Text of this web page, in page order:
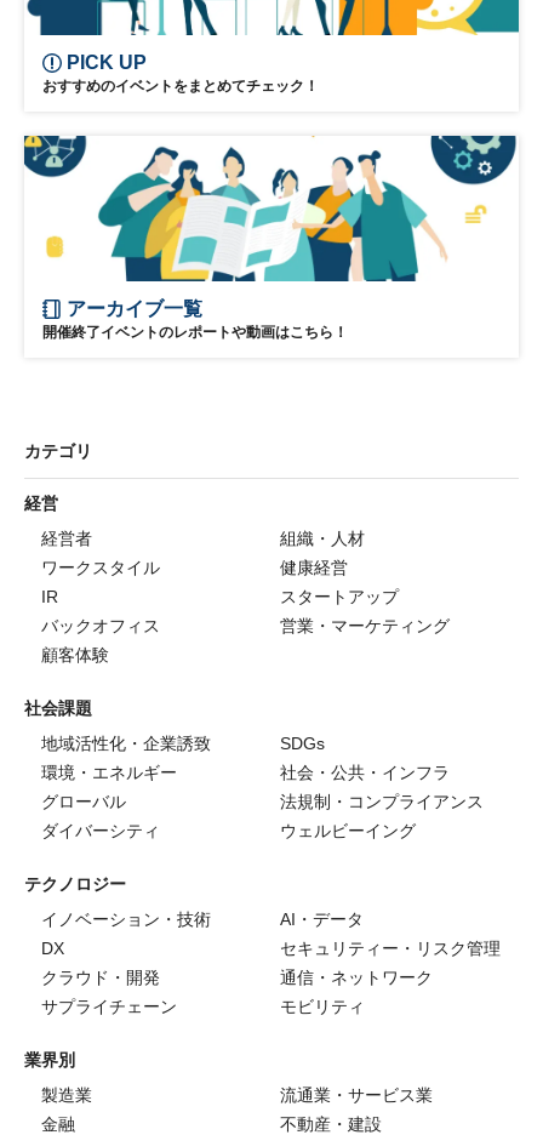
PICK UP
おすすめのイベントをまとめてチェック！
アーカイブ一覧
開催終了イベントのレポートや動画はこちら！
カテゴリ
経営
経営者
組織・人材
ワークスタイル
健康経営
IR
スタートアップ
バックオフィス
営業・マーケティング
顧客体験
社会課題
地域活性化・企業誘致
SDGs
環境・エネルギー
社会・公共・インフラ
グローバル
法規制・コンプライアンス
ダイバーシティ
ウェルビーイング
テクノロジー
イノベーション・技術
AI・データ
DX
セキュリティー・リスク管理
クラウド・開発
通信・ネットワーク
サプライチェーン
モビリティ
業界別
製造業
流通業・サービス業
金融
不動産・建設